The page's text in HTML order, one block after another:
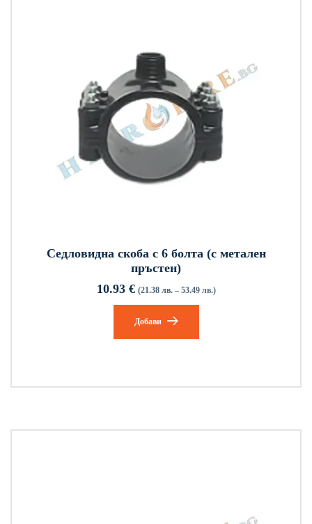
Седловидна скоба с 6 болта (с метален
пръстен)
10.93 € (21.38 лв. – 53.49 лв.)
Добави